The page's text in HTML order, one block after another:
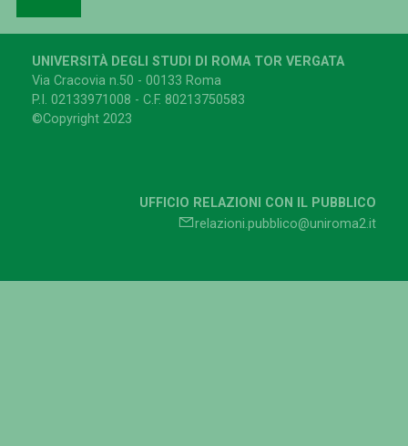
UNIVERSITÀ DEGLI STUDI DI ROMA TOR VERGATA
Via Cracovia n.50 - 00133 Roma
P.I. 02133971008 - C.F. 80213750583
©Copyright 2023
UFFICIO RELAZIONI CON IL PUBBLICO
relazioni.pubblico@uniroma2.it